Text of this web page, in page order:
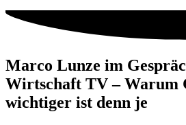
Marco Lunze im
Wirtschaft TV – Warum
wichtiger ist denn je